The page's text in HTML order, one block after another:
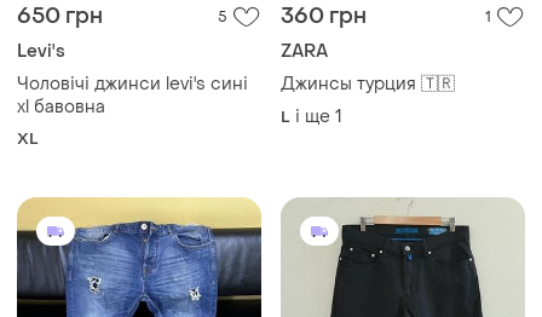
650 грн 5
Levi's
Чоловічі джинси levi's сині
xl бавовна
XL
360 грн 1
ZARA
Джинсы турция 🇹🇷
L і ще 1